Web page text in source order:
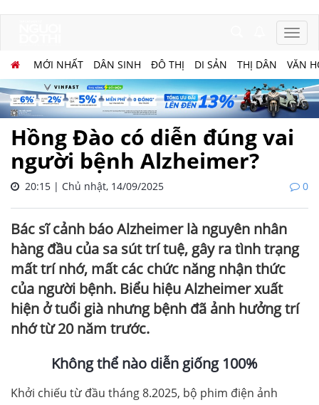
MỚI NHẤT DÂN SINH ĐÔ THỊ DI SẢN THỊ DÂN VĂN
Hồng Đào có diễn đúng vai
người bệnh Alzheimer?
20:15 | Chủ nhật, 14/09/2025 0
Bác sĩ cảnh báo Alzheimer là nguyên nhân
hàng đầu của sa sút trí tuệ, gây ra tình trạng
mất trí nhớ, mất các chức năng nhận thức
của người bệnh. Biểu hiệu Alzheimer xuất
hiện ở tuổi già nhưng bệnh đã ảnh hưởng trí
nhớ từ 20 năm trước.
Không thể nào diễn giống 100%
Khởi chiếu từ đầu tháng 8.2025, bộ phim điện ảnh